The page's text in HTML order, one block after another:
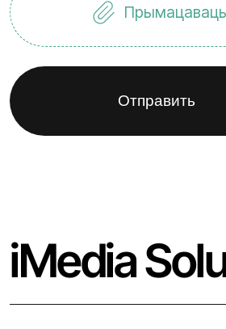
iMedia